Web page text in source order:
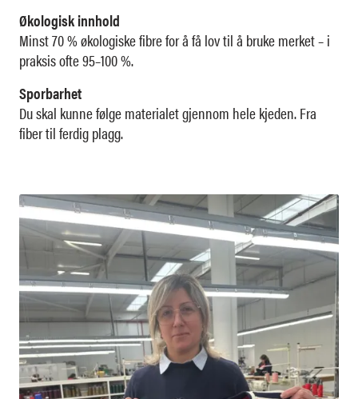
Økologisk innhold
Minst 70 % økologiske fibre for å få lov til å bruke merket – i
praksis ofte 95–100 %.
Sporbarhet
Du skal kunne følge materialet gjennom hele kjeden. Fra
fiber til ferdig plagg.